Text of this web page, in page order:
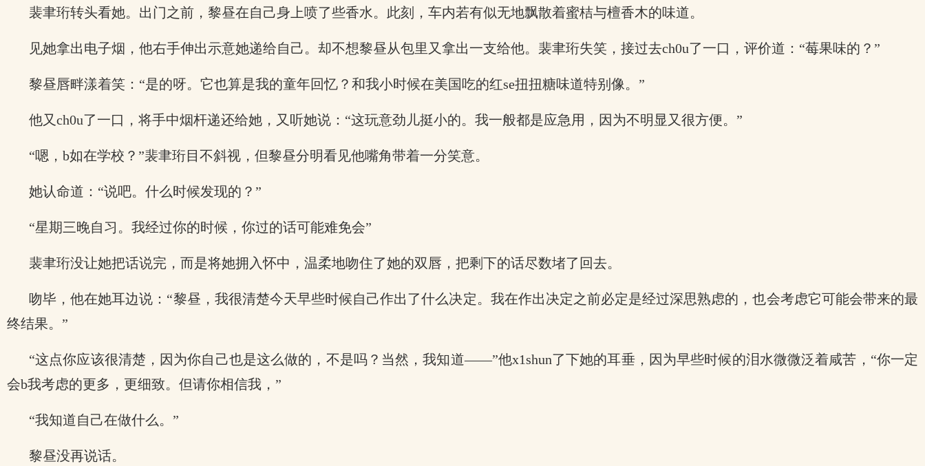
裴聿珩转头看她。出门之前，黎昼在自己身上喷了些香水。此刻，车内若有似无地飘散着蜜桔与檀香木的味道。
见她拿出电子烟，他右手伸出示意她递给自己。却不想黎昼从包里又拿出一支给他。裴聿珩失笑，接过去ch0u了一口，评价道：“莓果味的？”
黎昼唇畔漾着笑：“是的呀。它也算是我的童年回忆？和我小时候在美国吃的红se扭扭糖味道特别像。”
他又ch0u了一口，将手中烟杆递还给她，又听她说：“这玩意劲儿挺小的。我一般都是应急用，因为不明显又很方便。”
“嗯，b如在学校？”裴聿珩目不斜视，但黎昼分明看见他嘴角带着一分笑意。
她认命道：“说吧。什么时候发现的？”
“星期三晚自习。我经过你的时候，你过的话可能难免会”
裴聿珩没让她把话说完，而是将她拥入怀中，温柔地吻住了她的双唇，把剩下的话尽数堵了回去。
吻毕，他在她耳边说：“黎昼，我很清楚今天早些时候自己作出了什么决定。我在作出决定之前必定是经过深思熟虑的，也会考虑它可能会带来的最
终结果。”
“这点你应该很清楚，因为你自己也是这么做的，不是吗？当然，我知道——”他x1shun了下她的耳垂，因为早些时候的泪水微微泛着咸苦，“你一定
会b我考虑的更多，更细致。但请你相信我，”
“我知道自己在做什么。”
黎昼没再说话。